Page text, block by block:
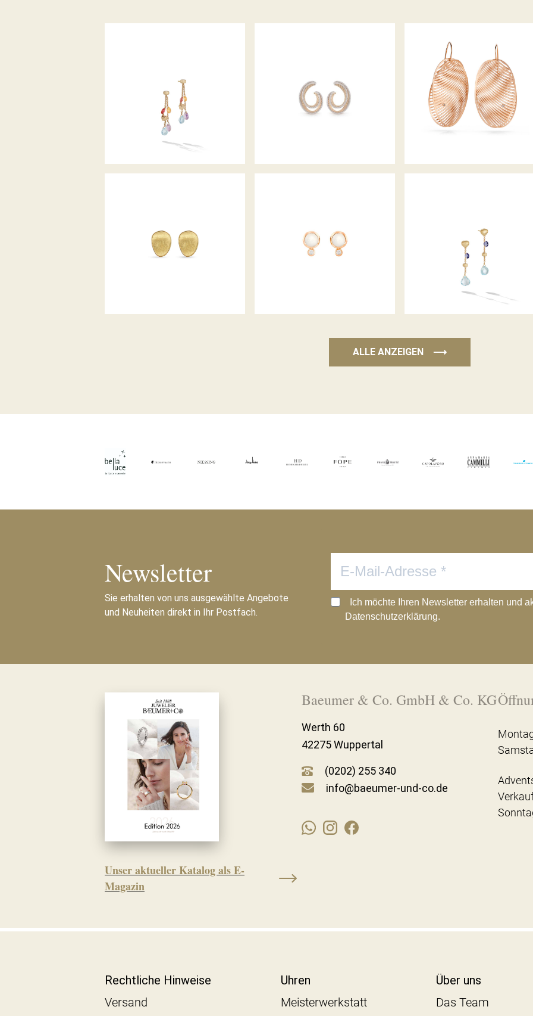
OHRHÄNGER MIRAGE
ALLE ANZEIGEN ⟶
Newsletter
Sie erhalten von uns ausgewählte Angebote
und Neuheiten direkt in Ihr Postfach.
Ich möchte Ihren Newsletter erhalten und
Datenschutzerklärung.
Unser aktueller Katalog als E-
Magazin
Baeumer & Co. GmbH & Co. KG
Werth 60
42275 Wuppertal
(0202) 255 340
info@baeumer-und-co.de
Rechtliche Hinweise
Versand
Uhren
Meisterwerkstatt
Über uns
Das Team